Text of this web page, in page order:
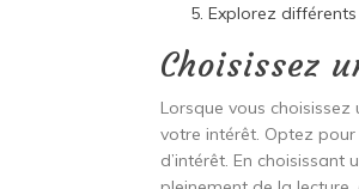
Explorez
Choisissez
Lorsque vous
votre intérêt. Optez
d’intérêt. En